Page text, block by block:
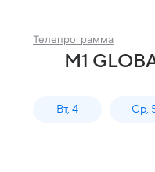
Телепрограмма
M1
Вт, 4 Ср,